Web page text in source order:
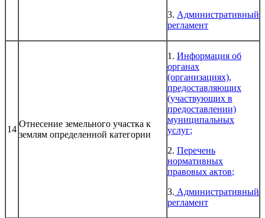
3. Административный
регламент
14
Отнесение земельного участка к
землям определенной категории
1. Информация об
органах
(организациях),
предоставляющих
(участвующих в
предоставлении)
муниципальных
услуг;
2. Перечень
нормативных
правовых актов;
3. Административный
регламент